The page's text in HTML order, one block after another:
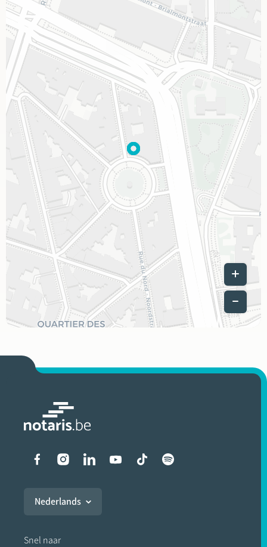
Leaflet
Liens vers les réseaux
Nederlands
Snel naar